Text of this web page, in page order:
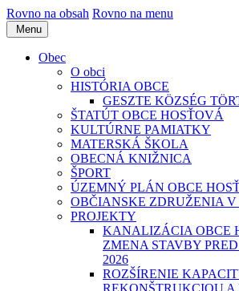
Rovno na obsah Rovno na menu
Menu
Obec
O obci
HISTÓRIA OBCE
GESZTE KÖZSÉG
ŠTATÚT OBCE HOSŤOVÁ
KULTÚRNE PAMIATKY
MATERSKÁ ŠKOLA
OBECNÁ KNIŽNICA
ŠPORT
ÚZEMNÝ PLÁN OBCE
OBČIANSKE ZDRUŽENIA V
PROJEKTY
KANALIZÁCIA OBCE
ZMENA STAVBY
2026
ROZŠÍRENIE
REKONŠTRUKCIOU A